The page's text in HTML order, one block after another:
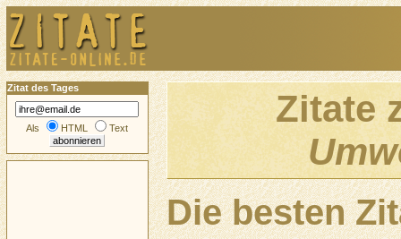
Zitate
Die besten
Zitat des Tages
Als HTML Text